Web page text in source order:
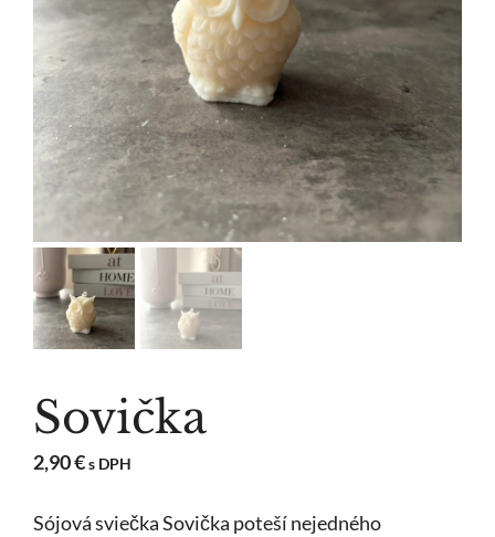
Sovička
2,90€s DPH
Sójová sviečka Sovička poteší nejedného